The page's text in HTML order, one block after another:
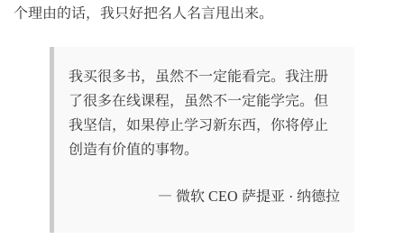
个理由的话，我只好把名人名言甩出来。
我买很多书，虽然不一定能看完。我注册
了很多在线课程，虽然不一定能学完。但
我坚信，如果停止学习新东西，你将停止
创造有价值的事物。
— 微软 CEO 萨提亚 · 纳德拉